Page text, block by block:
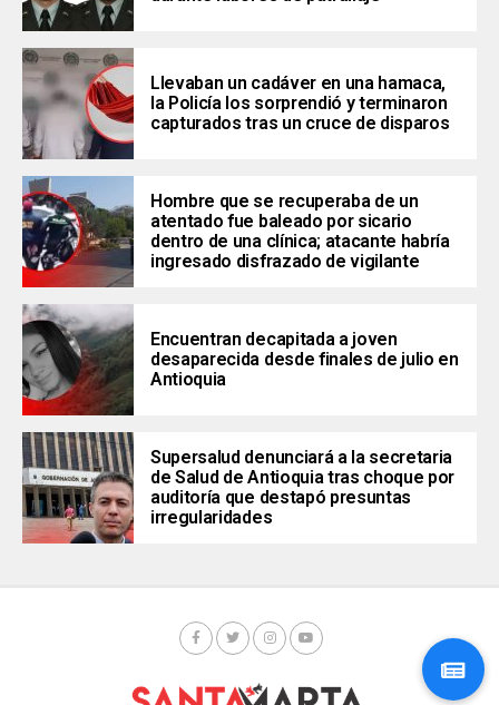
Llevaban un cadáver en una hamaca,
la Policía los sorprendió y terminaron
capturados tras un cruce de disparos
Hombre que se recuperaba de un
atentado fue baleado por sicario
dentro de una clínica; atacante habría
ingresado disfrazado de vigilante
Encuentran decapitada a joven
desaparecida desde finales de julio en
Antioquia
Supersalud denunciará a la secretaria
de Salud de Antioquia tras choque por
auditoría que destapó presuntas
irregularidades